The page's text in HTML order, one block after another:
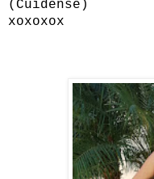
(Cuídense)
xoxoxox